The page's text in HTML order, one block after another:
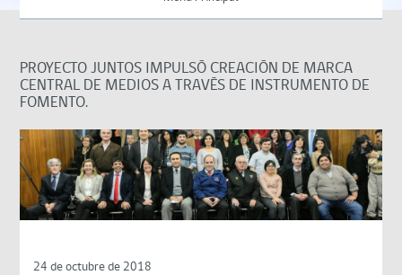
PROYECTO JUNTOS IMPULSÓ CREACIÓN DE MARCA
CENTRAL DE MEDIOS A TRAVÉS DE INSTRUMENTO DE
FOMENTO.
24 de octubre de 2018